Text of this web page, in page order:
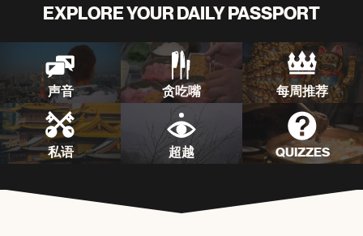
EXPLORE YOUR DAILY PASSPORT
声音 贪吃嘴 每周推荐
私语 超越 QUIZZES